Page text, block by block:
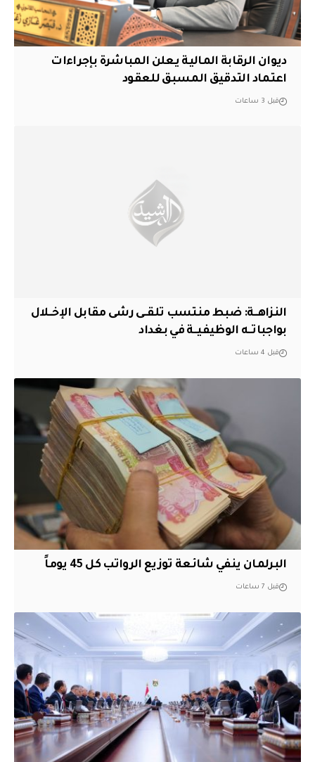
ديوان الرقابة المالية يعلن المباشرة بإجراءات
اعتماد التدقيق المسبق للعقود
قبل 3 ساعات
النزاهــة: ضبط منتسب تلقــى رشى مقابل الإخــلال
بواجباتــه الوظيفيــة في بغداد
قبل 4 ساعات
البرلمان ينفي شائعة توزيع الرواتب كل 45 يوماً
قبل 7 ساعات